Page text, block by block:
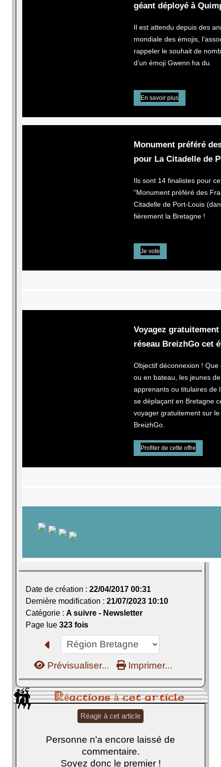
géant déployé à
Il est attendu depuis des
mondiale des émojis,
rappeler le souhait de
d’un émoji Gwenn ha du.
En savoir plus
Monument préféré
pour La Citadelle de
Ils sont 14 finalistes pour
“Monument préféré des
Citadelle de Port-Louis
fièrement la Bretagne !
Je vote
Voyagez
réseau BreizhGo cet
Objectif déconnexion !
ou en bateau, les jeunes
apprenants ou titulaires de
se déplaçant en Bretagne
voyager gratuitement sur
BreizhGo.
Profiter de cette offre
Date de création : 22/04/2017 00:31
Dernière modification : 21/07/2023 10:10
Catégorie : A suivre - Newsletter
Page lue 323 fois
Prévisualiser... Imprimer...
Réactions à cet article
Réagir à cet article
Personne n'a encore laissé de
commentaire.
Soyez donc le premier !